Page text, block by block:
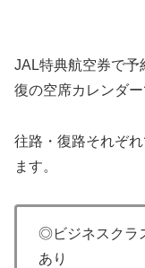
JAL特典航空券で予
復の空席カレンダー
往路・復路それぞ
ます。
◎ビジネスクラ
あり